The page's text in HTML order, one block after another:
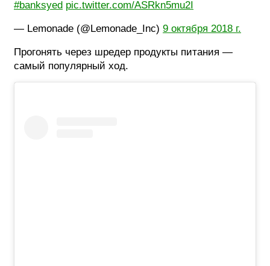
#banksyed pic.twitter.com/ASRkn5mu2I
— Lemonade (@Lemonade_Inc) 9 октября 2018 г.
Прогонять через шредер продукты питания —
самый популярный ход.